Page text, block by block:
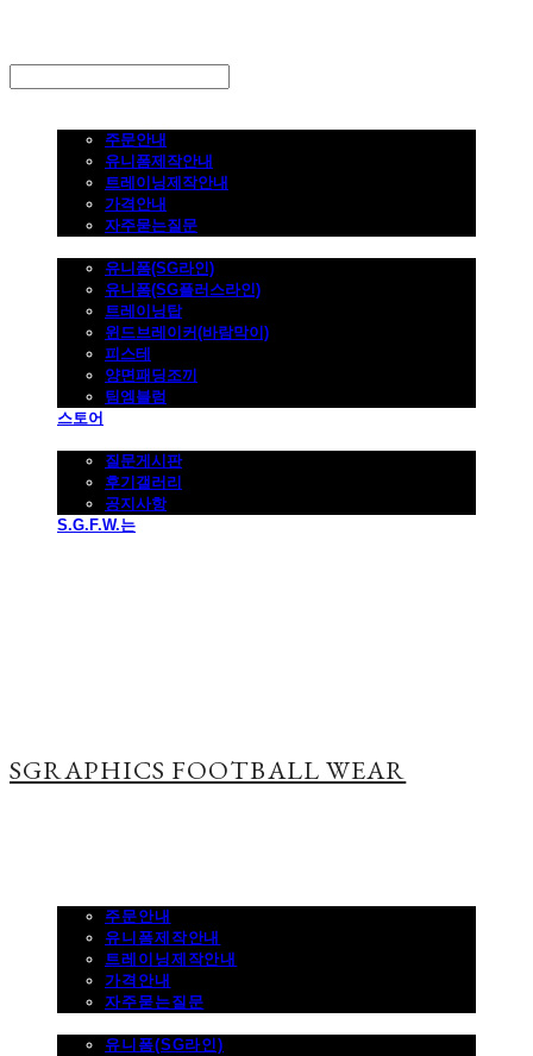
주문안내
유니폼제작안내
트레이닝제작안내
가격안내
자주묻는질문
유니폼(SG라인)
유니폼(SG플러스라인)
트레이닝탑
윈드브레이커(바람막이)
피스테
양면패딩조끼
팀엠블럼
스토어
질문게시판
후기갤러리
공지사항
S.G.F.W.는
SGRAPHICS FOOTBALL WEAR
주문안내
유니폼제작안내
트레이닝제작안내
가격안내
자주묻는질문
유니폼(SG라인)